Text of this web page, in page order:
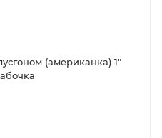
(американка) 1"